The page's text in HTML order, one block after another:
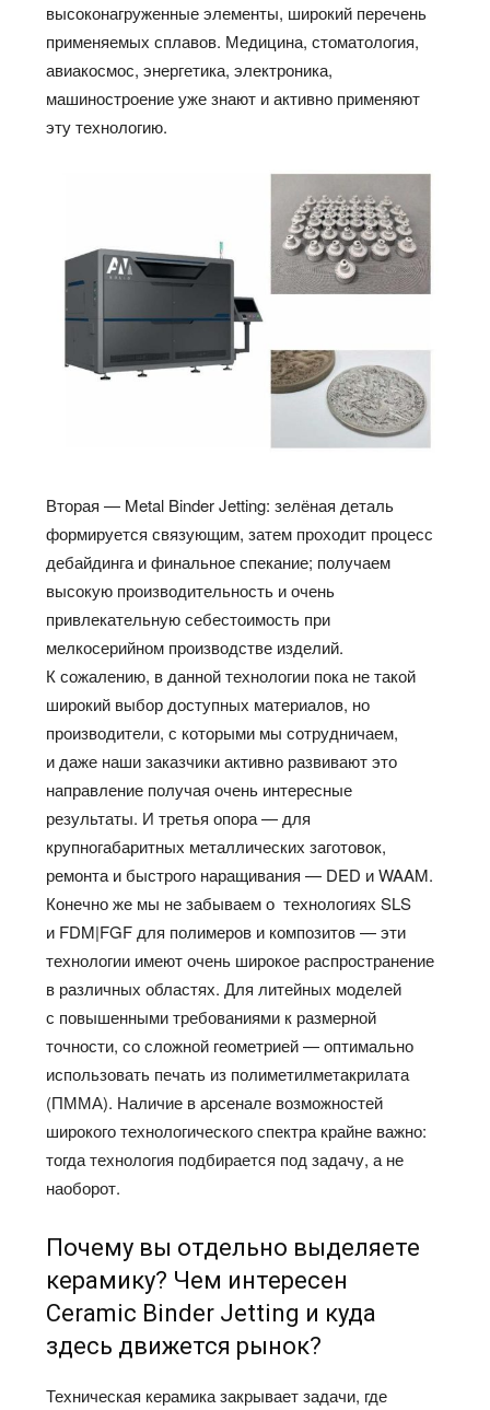
высоконагруженные элементы, широкий перечень
применяемых сплавов. Медицина, стоматология,
авиакосмос, энергетика, электроника,
машиностроение уже знают и активно применяют
эту технологию.
Вторая — Metal Binder Jetting: зелёная деталь
формируется связующим, затем проходит процесс
дебайдинга и финальное спекание; получаем
высокую производительность и очень
привлекательную себестоимость при
мелкосерийном производстве изделий.
К сожалению, в данной технологии пока не такой
широкий выбор доступных материалов, но
производители, с которыми мы сотрудничаем,
и даже наши заказчики активно развивают это
направление получая очень интересные
результаты. И третья опора — для
крупногабаритных металлических заготовок,
ремонта и быстрого наращивания — DED и WAAM.
Конечно же мы не забываем о технологиях SLS
и FDM|FGF для полимеров и композитов — эти
технологии имеют очень широкое распространение
в различных областях. Для литейных моделей
с повышенными требованиями к размерной
точности, со сложной геометрией — оптимально
использовать печать из полиметилметакрилата
(ПММА). Наличие в арсенале возможностей
широкого технологического спектра крайне важно:
тогда технология подбирается под задачу, а не
наоборот.
Почему вы отдельно выделяете
керамику? Чем интересен
Ceramic Binder Jetting и куда
здесь движется рынок?
Техническая керамика закрывает задачи, где